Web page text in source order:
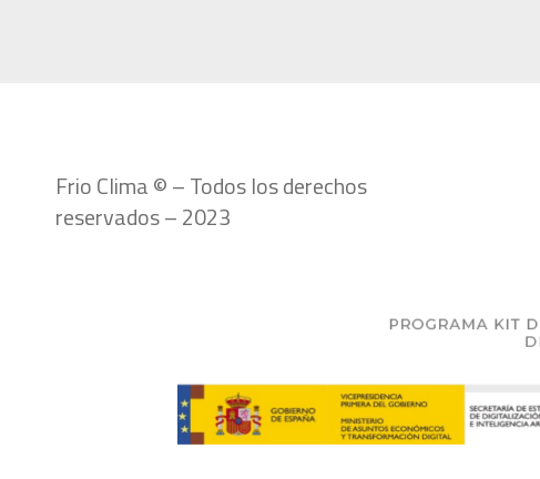
Frio Clima © – Todos los derechos
reservados – 2023